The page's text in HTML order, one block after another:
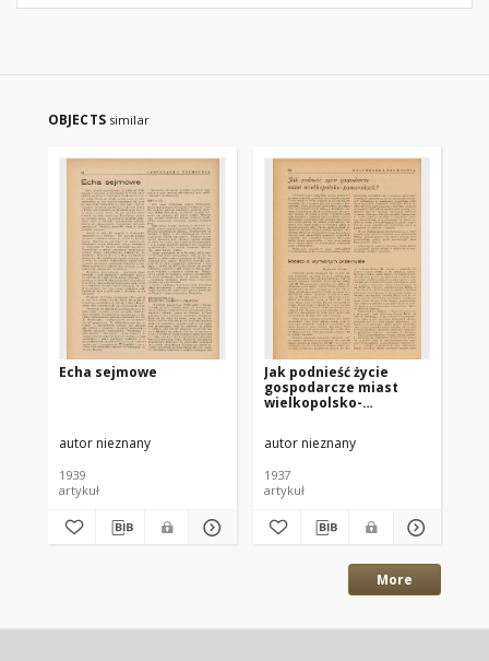
OBJECTS similar
Echa sejmowe
autor nieznany
1939
artykuł
Jak podnieść życie
gospodarcze miast
wielkopolsko-
autor nieznany
1937
artykuł
More